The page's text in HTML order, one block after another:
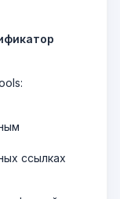
ссылках